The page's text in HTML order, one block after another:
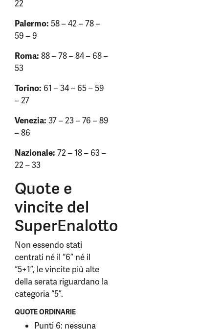
22
Palermo: 58 – 42 – 78 –
59 – 9
Roma: 88 – 78 – 84 – 68 –
53
Torino: 61 – 34 – 65 – 59
– 27
Venezia: 37 – 23 – 76 – 89
– 86
Nazionale: 72 – 18 – 63 –
22 – 33
Quote e
vincite del
SuperEnalotto
Non essendo stati
centrati né il “6” né il
“5+1”, le vincite più alte
della serata riguardano la
categoria “5”.
QUOTE ORDINARIE
Punti 6: nessuna